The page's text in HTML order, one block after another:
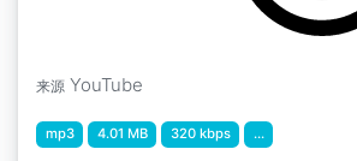
来源 YouTube
mp3 4.01 MB 320 kbps ...